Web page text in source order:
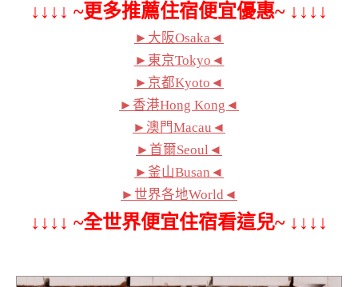
↓↓↓↓ ~更多推薦住宿便宜優惠~ ↓↓↓↓
►大阪Osaka◄
►東京Tokyo◄
►京都Kyoto◄
►香港Hong Kong◄
►澳門Macau◄
►首爾Seoul◄
►釜山Busan◄
►世界各地World◄
↓↓↓↓ ~全世界便宜住宿看這兒~ ↓↓↓↓